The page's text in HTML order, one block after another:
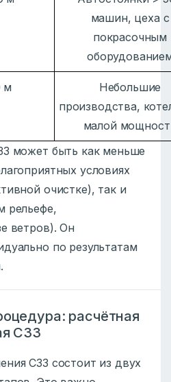
машин, цеха с
покрасочным
м
Небольшие
производства,
малой
может быть как меньше
условиях
очистке), так и
рельефе,
ветров). Он
по результатам
расчётная
СЗЗ
СЗЗ состоит из двух